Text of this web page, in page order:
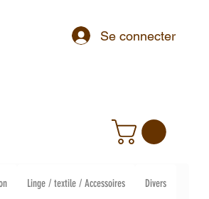
Se connecter
Linge / textile / Accessoires Divers